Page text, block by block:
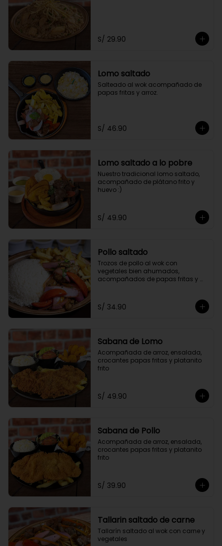
S/ 29.90
Lomo saltado
Salteado al wok acompañado de
papas fritas y arroz.
S/ 46.90
Lomo saltado a lo pobre
Nuestro tradicional lomo saltado,
acompañado de plátano frito y
huevo :)
S/ 49.90
Pollo saltado
Trozos de pollo al wok con
vegetales bien ahumados,
acompañados de papas fritas y
S/ 34.90
Sabana de Lomo
Acompañada de arroz, ensalada,
crocantes papas fritas y platanito
frito
S/ 49.90
Sabana de Pollo
Acompañada de arroz, ensalada,
crocantes papas fritas y platanito
frito
S/ 39.90
Tallarin saltado de carne
Tallarín saltado al wok con carne y
vegetales